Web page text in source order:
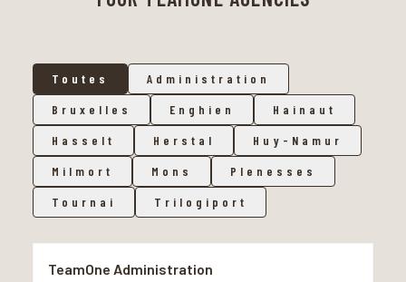
Toutes
Administration
Bruxelles
Enghien
Hainaut
Hasselt
Herstal
Huy-Namur
Milmort
Mons
Plenesses
Tournai
Trilogiport
Our branches
TeamOne Administration